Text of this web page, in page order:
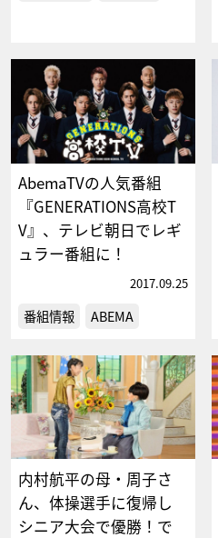
AbemaTVの人気番組
『GENERATIONS高校T
V』、テレビ朝日でレギ
ュラー番組に！
2017.09.25
番組情報 ABEMA
内村航平の母・周子さ
ん、体操選手に復帰し
シニア大会で優勝！で